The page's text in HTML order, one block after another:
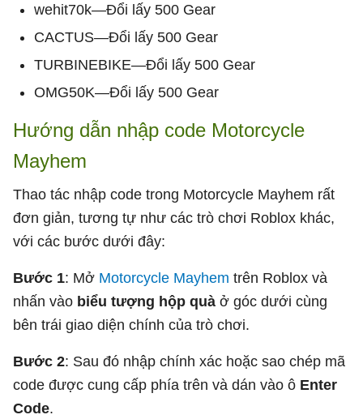
wehit70k—Đổi lấy 500 Gear
CACTUS—Đổi lấy 500 Gear
TURBINEBIKE—Đổi lấy 500 Gear
OMG50K—Đổi lấy 500 Gear
Hướng dẫn nhập code Motorcycle
Mayhem
Thao tác nhập code trong Motorcycle Mayhem rất
đơn giản, tương tự như các trò chơi Roblox khác,
với các bước dưới đây:
Bước 1: Mở Motorcycle Mayhem trên Roblox và
nhấn vào biểu tượng hộp quà ở góc dưới cùng
bên trái giao diện chính của trò chơi.
Bước 2: Sau đó nhập chính xác hoặc sao chép mã
code được cung cấp phía trên và dán vào ô Enter
Code.